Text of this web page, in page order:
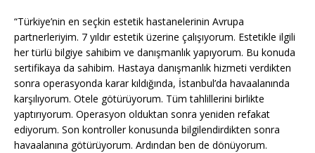
“Türkiye’nin en seçkin estetik hastanelerinin Avrupa
partnerleriyim. 7 yıldır estetik üzerine çalışıyorum. Estetikle ilgili
her türlü bilgiye sahibim ve danışmanlık yapıyorum. Bu konuda
sertifikaya da sahibim. Hastaya danışmanlık hizmeti verdikten
sonra operasyonda karar kıldığında, İstanbul’da havaalanında
karşılıyorum. Otele götürüyorum. Tüm tahlillerini birlikte
yaptırıyorum. Operasyon olduktan sonra yeniden refakat
ediyorum. Son kontroller konusunda bilgilendirdikten sonra
havaalanına götürüyorum. Ardından ben de dönüyorum.